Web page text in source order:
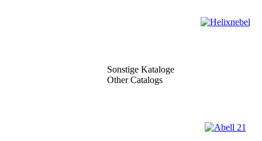
Sonstige Kataloge
Other Catalogs